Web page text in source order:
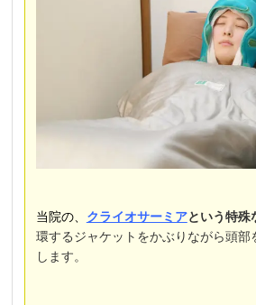
当院の、 クライオサーミアという特殊
環するジャケットをかぶりながら頭部
します。